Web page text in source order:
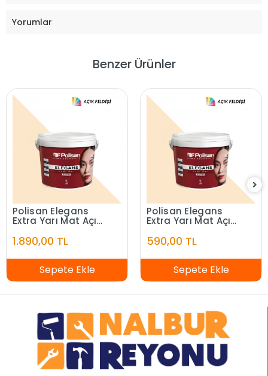
Yorumlar
Benzer Ürünler
Polisan Elegans
Extra Yarı Mat Açık
1.890,00 TL
Sepete Ekle
Polisan Elegans
Extra Yarı Mat Açık
590,00 TL
Sepete Ekle